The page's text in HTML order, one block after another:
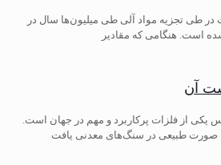
طی تجزیه مواد آلی طی میلیون‌ها سال در
است. هنگامی که مقادیر
آن
از فلزات پرکاربرد و مهم در جهان است.